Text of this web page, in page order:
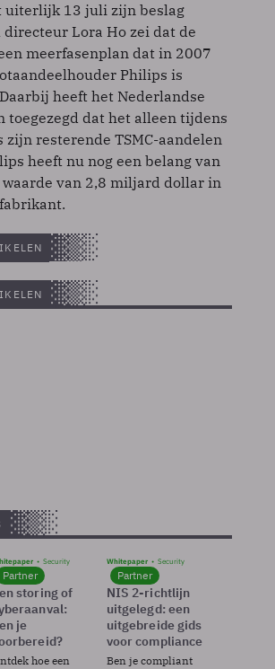
uiterlijk 13 juli zijn beslag
Lora Ho zei dat de
meerfasenplan dat in 2007
Philips is
heeft het Nederlandse
toegezegd dat het alleen tijdens
resterende TSMC-aandelen
heeft nu nog een belang van
van 2,8 miljard dollar in
Security
Partner
storing of
je
hoe een
Whitepaper Security
Partner
NIS 2-richtlijn
uitgelegd: een
uitgebreide gids
voor compliance
Ben je compliant